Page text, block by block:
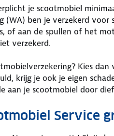
je scootmobiel
(WA) ben je verzekerd
of aan de spullen of het
verzekerd.
Kies dan
krijg je ook je eigen
aan je scootmobiel door
Service